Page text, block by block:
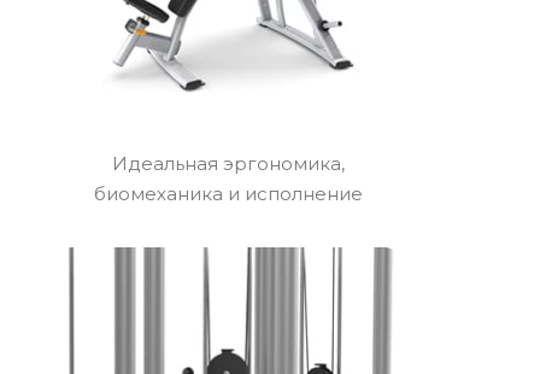
Идеальная эргономика,
биомеханика и исполнение